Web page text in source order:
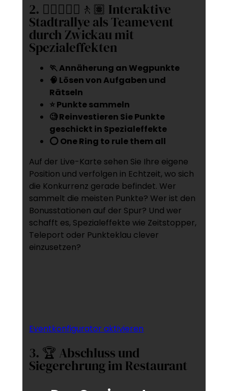
2. 🚶‍♂️🚶🏻‍♀️🚶🏽 Interaktive
Stadtrallye als Teamevent
durch Zwickau mit
Spezialeffekten
🏃 Annäherung an Wegpunkte
🧠 Lösen von Aufgaben und
Rätseln
⭐ Punkte sammeln
🧐 Reinvestieren Sie Punkte
geschickt in Spezialeffekte
⭕ One Ring to rule them all
Auf der Live-Karte sehen Sie Ihre eigene
Position und verfolgen in Echtzeit, wo sich
die Konkurrenz gerade befindet. Wer
sammelt die meisten Punkte? Wer ist den
Bonusstationen auf der Spur? Und wer
schafft es, Spezialeffekte wie Zeitstopper,
Teleport oder Punkteklau clever
einzusetzen?
Eventkonfigurator aktivieren
3. 🏆 Abschluss und
Siegerehrung im Restaurant